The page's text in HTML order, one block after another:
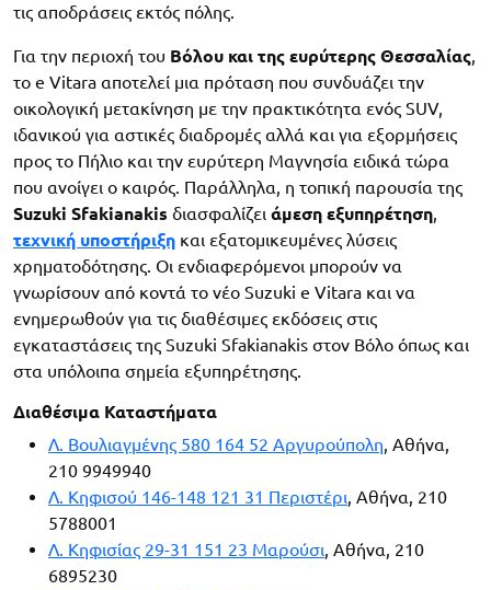
τις αποδράσεις εκτός πόλης.
Για την περιοχή του Βόλου και της ευρύτερης Θεσσαλίας
το e Vitara αποτελεί μια πρόταση που συνδυάζει την
οικολογική μετακίνηση με την πρακτικότητα ενός SUV,
ιδανικού για αστικές διαδρομές αλλά και για εξορμήσεις
προς το Πήλιο και την ευρύτερη Μαγνησία ειδικά τώρα
που ανοίγει ο καιρός. Παράλληλα, η τοπική παρουσία της
Suzuki Sfakianakis διασφαλίζει άμεση εξυπηρέτηση
τεχνική υποστήριξη και εξατομικευμένες λύσεις
χρηματοδότησης. Οι ενδιαφερόμενοι μπορούν να
γνωρίσουν από κοντά το νέο Suzuki e Vitara και να
ενημερωθούν για τις διαθέσιμες εκδόσεις στις
εγκαταστάσεις της Suzuki Sfakianakis στον Βόλο όπως και
στα υπόλοιπα σημεία εξυπηρέτησης.
Διαθέσιμα Καταστήματα
Λ. Βουλιαγμένης 580 164 52 Αργυρούπολη , Αθήνα,
210 9949940
Λ. Κηφισού 146-148 121 31 Περιστέρι , Αθήνα, 210
5788001
Λ. Κηφισίας 29-31 151 23 Μαρούσι , Αθήνα, 210
6895230